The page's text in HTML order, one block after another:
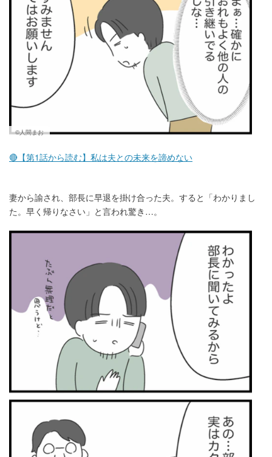
©人間まお
🔴【第1話から読む】私は夫との未来を諦めない
妻から諭され、部長に早退を掛け合った夫。すると「わかりまし
た。早く帰りなさい」と言われ驚き…。